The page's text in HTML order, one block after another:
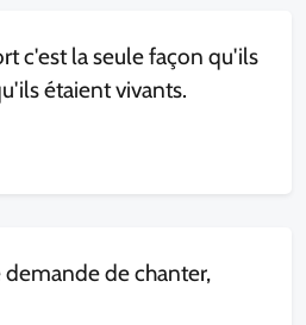
c'est la seule façon qu'ils
étaient vivants.
de chanter,